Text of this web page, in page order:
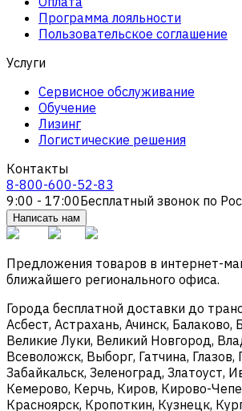
Программа лояльности
Пользовательское соглашение
Услуги
Сервисное обслуживание
Обучение
Лизинг
Логистические решения
Контакты
8-800-600-52-83
9:00 - 17:00Бесплатный звонок по
Написать нам
Предложения товаров в интернет-
ближайшего регионального офиса.
Города бесплатной доставки до
Асбест, Астрахань, Ачинск,
Великие Луки, Великий Новгород,
Всеволожск, Выборг, Гатчина,
Забайкальск, Зеленоград,
Кемерово, Керчь, Киров, Кирово-
Красноярск, Кропоткин, Кузнецк,